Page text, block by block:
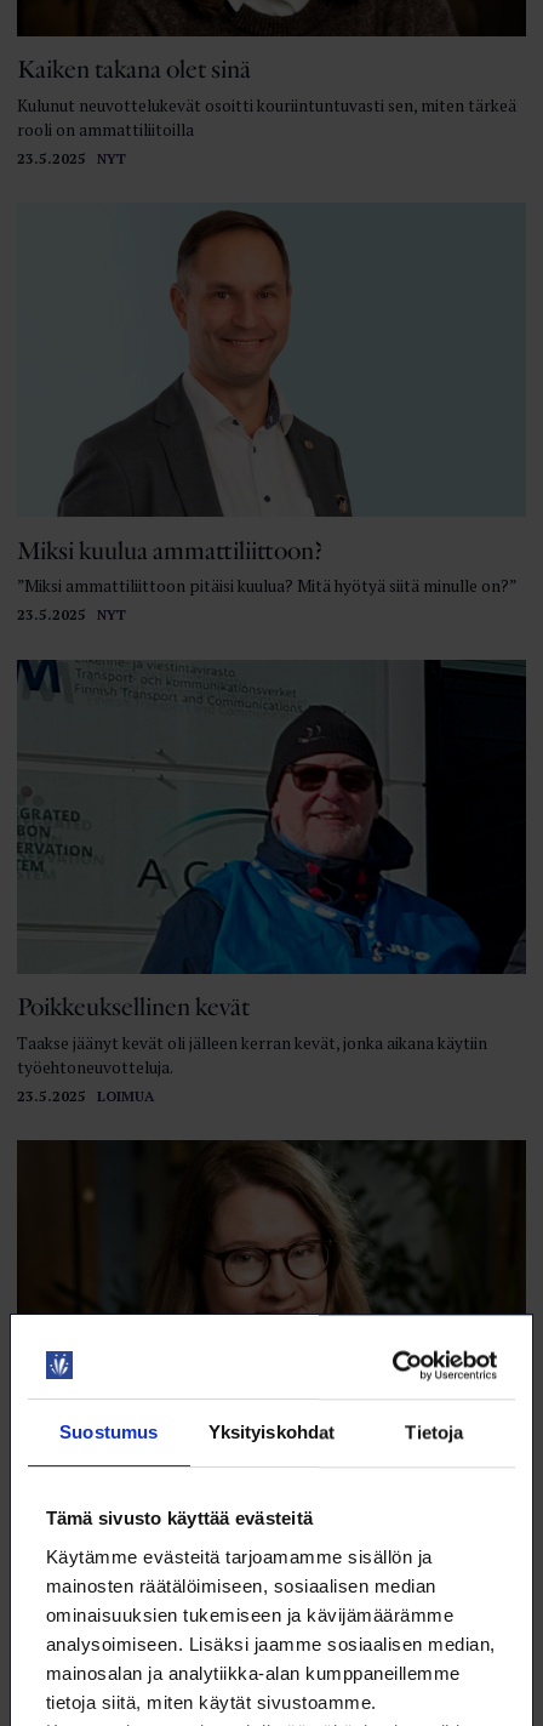
Suostumus Yksityiskohdat Tietoja
Tämä sivusto käyttää evästeitä
Käytämme evästeitä tarjoamamme sisällön ja
mainosten räätälöimiseen, sosiaalisen median
ominaisuuksien tukemiseen ja kävijämäärämme
analysoimiseen. Lisäksi jaamme sosiaalisen median,
mainosalan ja analytiikka-alan kumppaneillemme
tietoja siitä, miten käytät sivustoamme.
23.5.2025 NYT
Kaiken takana olet sinä
Kulunut neuvottelukevät osoitti kouriintuntuvasti sen, miten tärkeä
rooli on ammattiliitoilla
23.5.2025 NYT
Miksi kuulua ammattiliittoon?
”Miksi ammattiliittoon pitäisi kuulua? Mitä hyötyä siitä minulle on?”
23.5.2025 LOIMUA
Poikkeuksellinen kevät
Taakse jäänyt kevät oli jälleen kerran kevät, jonka aikana käytiin
työehtoneuvotteluja.
13.4.2025 NYT
kaikki
Työmarkkinakevät 2025 on poikkeuksellinen.